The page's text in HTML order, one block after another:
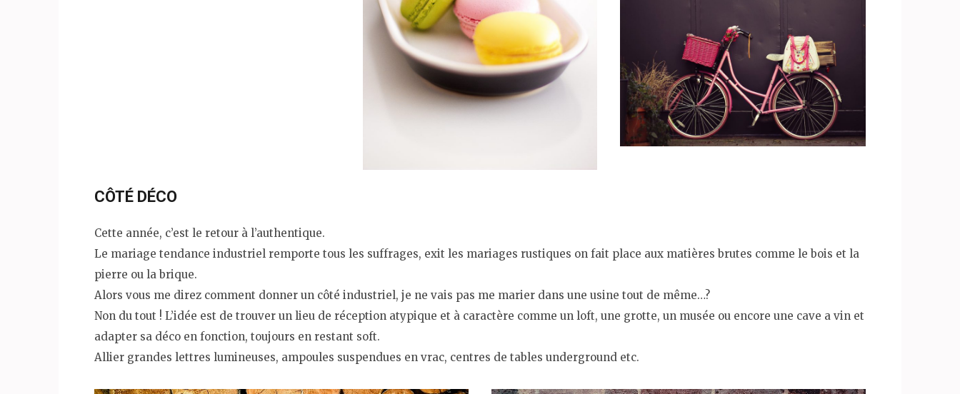
CÔTÉ DÉCO
Cette année, c’est le retour à l’authentique.
Le mariage tendance industriel remporte tous les suffrages, exit les mariages rustiques on fait place aux matières brutes comme le bois et la
pierre ou la brique.
Alors vous me direz comment donner un côté industriel, je ne vais pas me marier dans une usine tout de même…?
Non du tout ! L’idée est de trouver un lieu de réception atypique et à caractère comme un loft, une grotte, un musée ou encore une cave a vin et
adapter sa déco en fonction, toujours en restant soft.
Allier grandes lettres lumineuses, ampoules suspendues en vrac, centres de tables underground etc.